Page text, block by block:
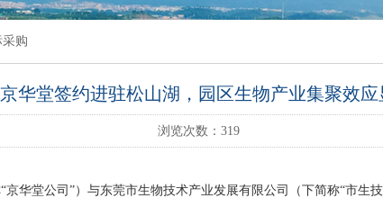
购
京华堂签约进驻松山湖，园区生物产业集聚效应
浏览次数： 319
华堂公司”）与东莞市生物技术产业发展有限公司（下简称“市生